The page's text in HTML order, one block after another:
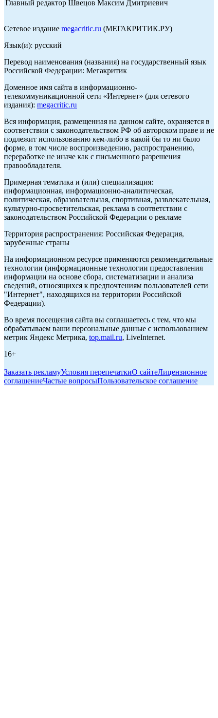
Главный редактор Швецов Максим Дмитриевич
Сетевое издание megacritic.ru (МЕГАКРИТИК.РУ)
Язык(и): русский
Перевод наименования (названия) на государственный язык
Российской Федерации: Мегакритик
Доменное имя сайта в информационно-
телекоммуникационной сети «Интернет» (для сетевого
издания): megacritic.ru
Вся информация, размещенная на данном сайте, охраняется в
соответствии с законодательством РФ об авторском праве и не
подлежит использованию кем-либо в какой бы то ни было
форме, в том числе воспроизведению, распространению,
переработке не иначе как с письменного разрешения
правообладателя.
Примерная тематика и (или) специализация:
информационная, информационно-аналитическая,
политическая, образовательная, спортивная, развлекательная,
культурно-просветительская, реклама в соответствии с
законодательством Российской Федерации о рекламе
Территория распространения: Российская Федерация,
зарубежные страны
На информационном ресурсе применяются рекомендательные
технологии (информационные технологии предоставления
информации на основе сбора, систематизации и анализа
сведений, относящихся к предпочтениям пользователей сети
"Интернет", находящихся на территории Российской
Федерации).
Во время посещения сайта вы соглашаетесь с тем, что мы
обрабатываем ваши персональные данные с использованием
метрик Яндекс Метрика, top.mail.ru, LiveInternet.
16+
Заказать рекламуУсловия перепечаткиО сайтеЛицензионное
соглашениеЧастые вопросыПользовательское соглашение